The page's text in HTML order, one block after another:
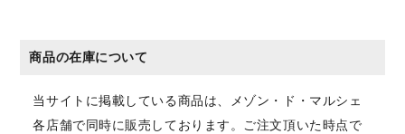
商品の在庫について
当サイトに掲載している商品は、メゾン・ド・マルシェ
各店舗で同時に販売しております。ご注文頂いた時点で